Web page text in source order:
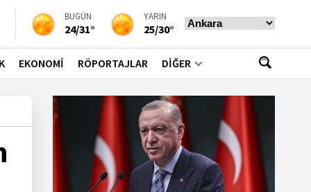
BUGÜN
24/31°
YARIN
25/30°
EKONOMİ RÖPORTAJLAR DİĞER